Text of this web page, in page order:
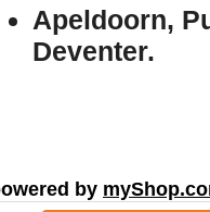
Apeldoorn,
Deventer.
by